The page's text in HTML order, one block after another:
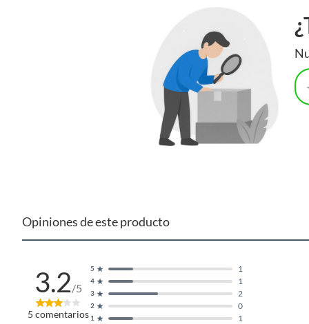
Opiniones de este producto
3.2/5
5 comentarios 1 1
2 0
3 2
4 1
5 1